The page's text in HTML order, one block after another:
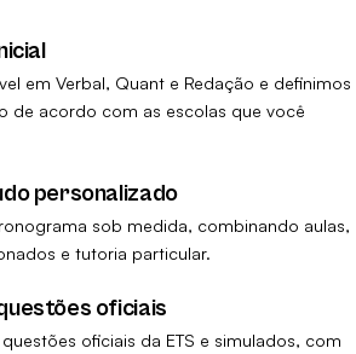
em Verbal, Quant e Redação e definimos
de acordo com as escolas que você
personalizado
sob medida, combinando aulas,
e tutoria particular.
oficiais
oficiais da ETS e simulados, com